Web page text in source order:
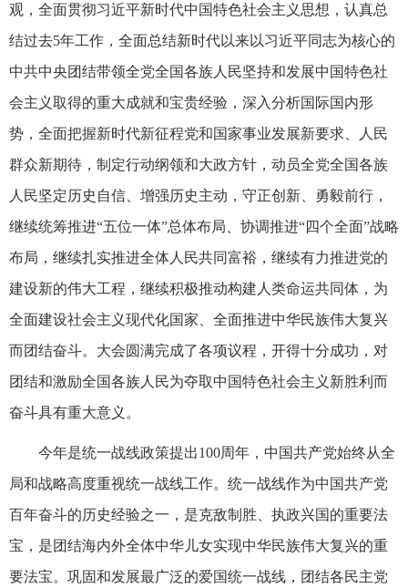
观，全面贯彻习近平新时代中国特色社会主义思想，认真总
结过去5年工作，全面总结新时代以来以习近平同志为核心的
中共中央团结带领全党全国各族人民坚持和发展中国特色社
会主义取得的重大成就和宝贵经验，深入分析国际国内形
势，全面把握新时代新征程党和国家事业发展新要求、人民
群众新期待，制定行动纲领和大政方针，动员全党全国各族
人民坚定历史自信、增强历史主动，守正创新、勇毅前行，
继续统筹推进“五位一体”总体布局、协调推进“四个全面”战略
布局，继续扎实推进全体人民共同富裕，继续有力推进党的
建设新的伟大工程，继续积极推动构建人类命运共同体，为
全面建设社会主义现代化国家、全面推进中华民族伟大复兴
而团结奋斗。大会圆满完成了各项议程，开得十分成功，对
团结和激励全国各族人民为夺取中国特色社会主义新胜利而
奋斗具有重大意义。
今年是统一战线政策提出100周年，中国共产党始终从全
局和战略高度重视统一战线工作。统一战线作为中国共产党
百年奋斗的历史经验之一，是克敌制胜、执政兴国的重要法
宝，是团结海内外全体中华儿女实现中华民族伟大复兴的重
要法宝。巩固和发展最广泛的爱国统一战线，团结各民主党